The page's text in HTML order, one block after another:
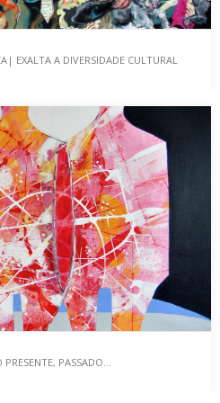
ÁFRICA| EXALTA A
DIÁLOGO MULATO A EMBELEZAR-
maio é…
EXALTA A DIVERSIDADE CULTURAL
PASSADO…